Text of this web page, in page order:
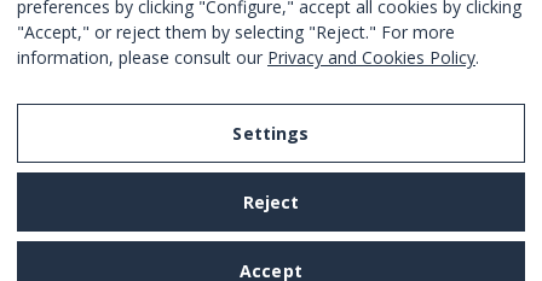
I Agree with the terms and conditions
preferences by clicking "Configure," accept all cookies by clicking
"Accept," or reject them by selecting "Reject." For more
information, please consult our Privacy and Cookies Policy.
Settings
Reject
Accept
Legal Notice
Privacy and Cookies Policy
Terms and Conditions of Use